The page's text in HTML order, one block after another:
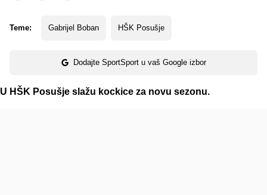
Teme: Gabrijel Boban HŠK Posušje
Dodajte SportSport u vaš Google izbor
U HŠK Posušje slažu kockice za novu sezonu.